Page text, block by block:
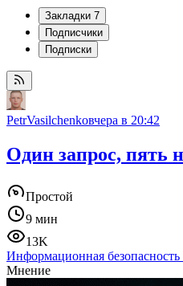
Закладки 7
Подписчики
Подписки
PetrVasilchenkoвчера в 20:42
Один запрос, пять
Простой
9 мин
13K
Информационная безопасность
Мнение